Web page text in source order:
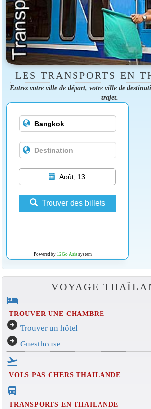
LES TRANSPORTS EN
Entrez votre ville de départ, votre ville de
trajet.
Août, 13
Trouver des billets
Powered by 12Go Asiasystem
VOYAGE
hotel
TROUVER UNE CHAMBRE
arrow_circle_right Trouver un hôtel
arrow_circle_right Guesthouse
flight_takeoff
VOLS PAS CHERS THAILANDE
directions_bus_filled
TRANSPORTS EN THAILANDE